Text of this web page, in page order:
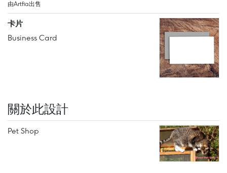
由Artfia出售
卡片
Business Card
關於此設計
Pet Shop